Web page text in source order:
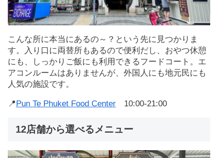
こんな所に本当にあるの～？という先に見つかりま
す。入り口に両替所もあるので便利だし、おやつ休憩
にも、しっかりご飯にも利用できるフードコート。エ
アコンルームはありませんが、外国人にも地元民にも
人気の施設です。
📍Pun Te Phuket Food Center 10:00-21:00
12店舗から選べるメニュー